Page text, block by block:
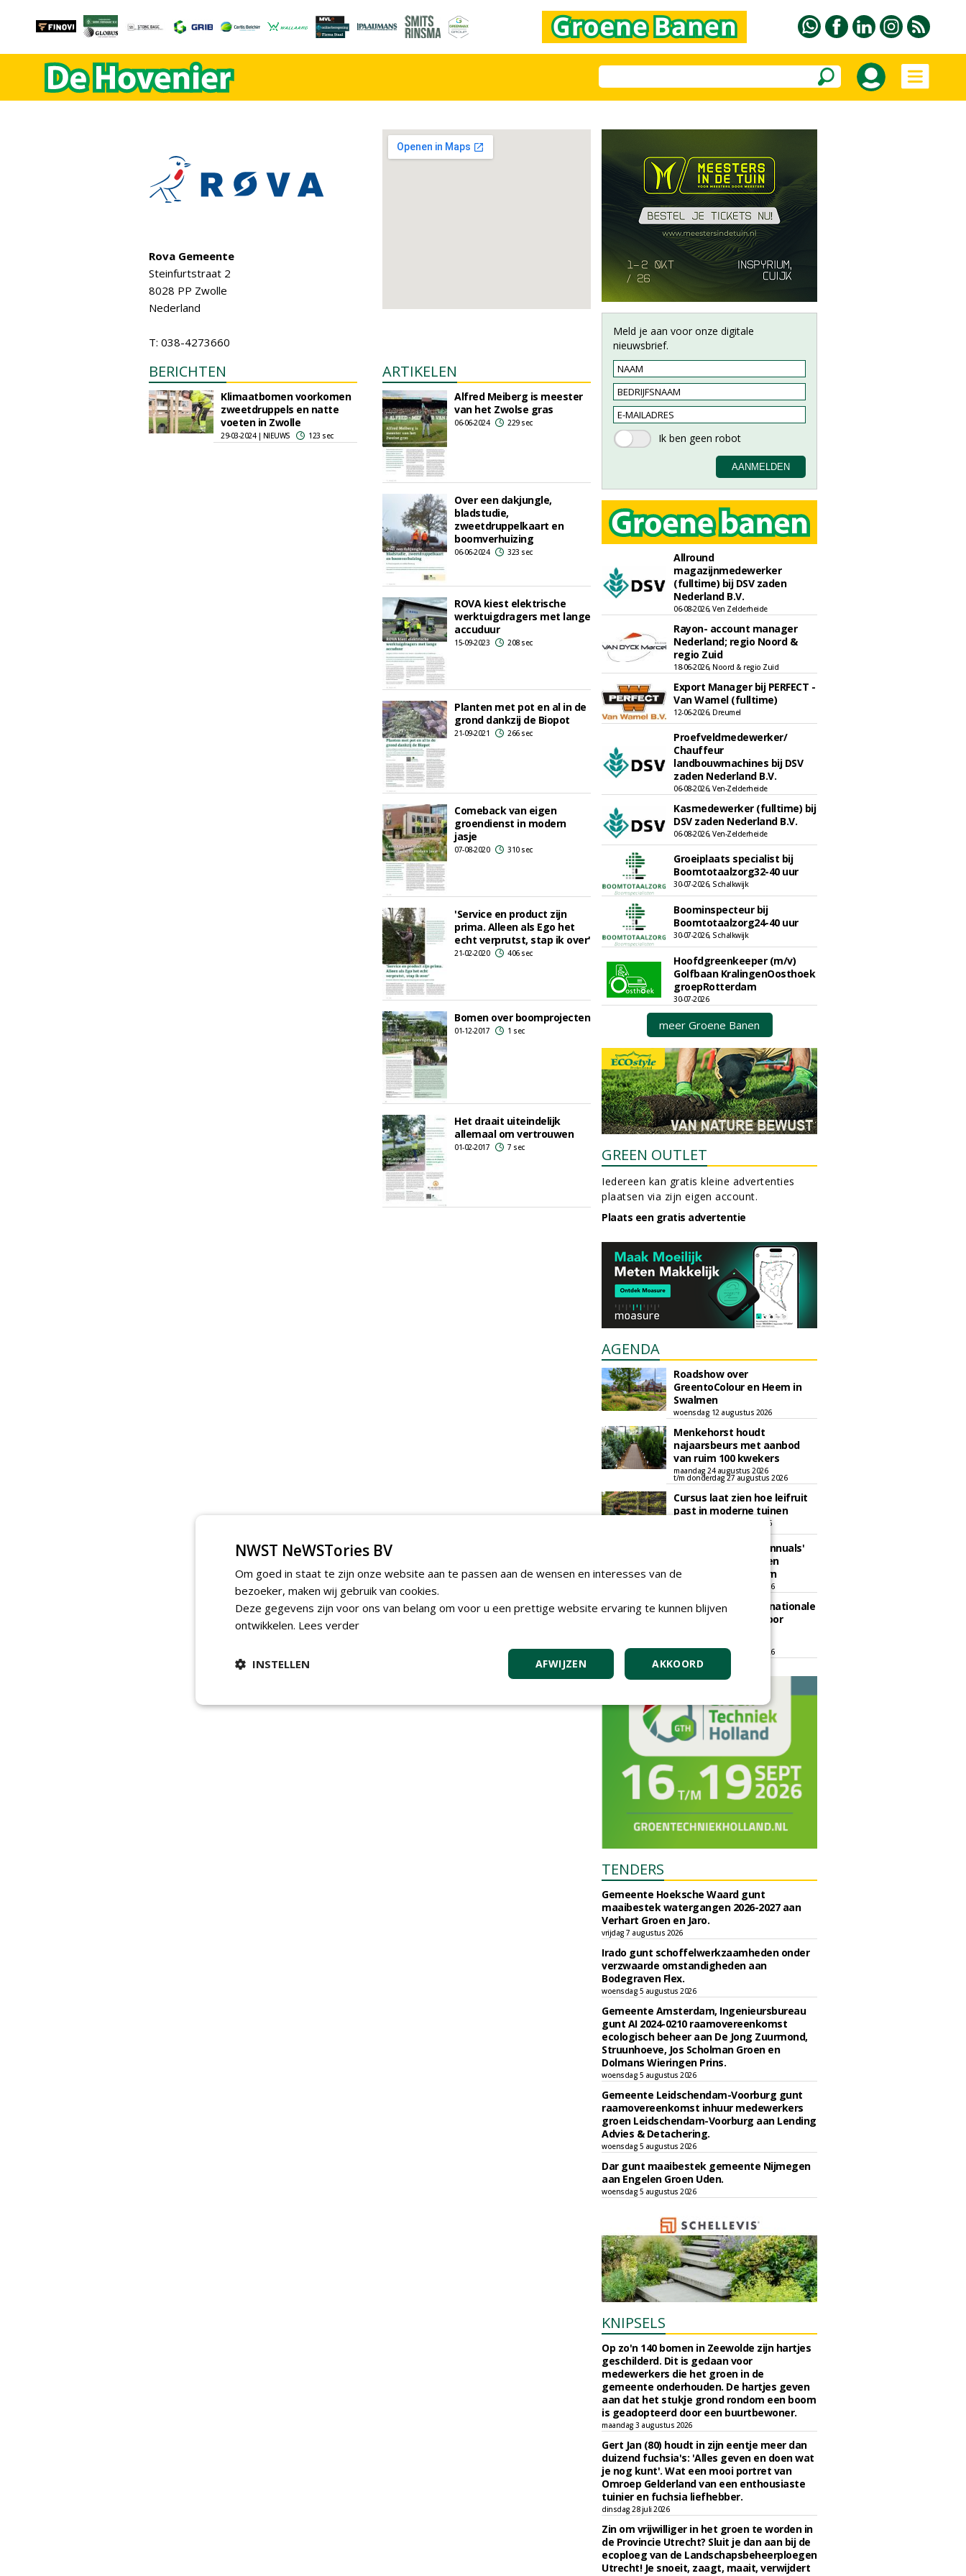
Rova Gemeente
Steinfurtstraat 2
8028 PP Zwolle
Nederland
T: 038-4273660
BERICHTEN
Klimaatbomen voorkomen
zweetdruppels en natte
voeten in Zwolle
29-03-2024 | NIEUWS 123 sec
ARTIKELEN
Alfred Meiberg is meester
van het Zwolse gras
06-06-2024 229 sec
Over een dakjungle,
bladstudie,
zweetdruppelkaart en
boomverhuizing
06-06-2024 323 sec
ROVA kiest elektrische
werktuigdragers met lange
accuduur
15-09-2023 208 sec
Planten met pot en al in de
grond dankzij de Biopot
21-09-2021 266 sec
Comeback van eigen
groendienst in modern
jasje
07-08-2020 310 sec
'Service en product zijn
prima. Alleen als Ego het
echt verprutst, stap ik over'
21-02-2020 406 sec
Bomen over boomprojecten
01-12-2017 1 sec
Het draait uiteindelijk
allemaal om vertrouwen
01-02-2017 7 sec
Meld je aan voor onze digitale
nieuwsbrief.
Allround
magazijnmedewerker
(fulltime) bij DSV zaden
Nederland B.V.
06-08-2026, Ven Zelderheide
Rayon- account manager
Nederland; regio Noord &
regio Zuid
18-06-2026, Noord & regio Zuid
Export Manager bij PERFECT -
Van Wamel (fulltime)
12-06-2026, Dreumel
Proefveldmedewerker/
Chauffeur
landbouwmachines bij DSV
zaden Nederland B.V.
06-08-2026, Ven-Zelderheide
Kasmedewerker (fulltime) bij
DSV zaden Nederland B.V.
06-08-2026, Ven-Zelderheide
Groeiplaats specialist bij
Boomtotaalzorg32-40 uur
30-07-2026, Schalkwijk
Boominspecteur bij
Boomtotaalzorg24-40 uur
30-07-2026, Schalkwijk
Hoofdgreenkeeper (m/v)
Golfbaan KralingenOosthoek
groepRotterdam
30-07-2026
meer Groene Banen
GREEN OUTLET
Iedereen kan gratis kleine advertenties
plaatsen via zijn eigen account.
Plaats een gratis advertentie
AGENDA
Roadshow over
GreentoColour en Heem in
Swalmen
woensdag 12 augustus 2026
Menkehorst houdt
najaarsbeurs met aanbod
van ruim 100 kwekers
maandag 24 augustus 2026
t/m donderdag 27 augustus 2026
Cursus laat zien hoe leifruit
past in moderne tuinen
woensdag 26 augustus 2026
Vakdag 'All About Annuals'
zet eenjarige planten
centraal in Appeltern
donderdag 27 augustus 2026
GaLaBau 2026: internationale
ontmoetingsplek voor
t/m vrijdag 18 september 2026
TENDERS
Gemeente Hoeksche Waard gunt
maaibestek watergangen 2026-2027 aan
Verhart Groen en Jaro.
vrijdag 7 augustus 2026
Irado gunt schoffelwerkzaamheden onder
verzwaarde omstandigheden aan
Bodegraven Flex.
woensdag 5 augustus 2026
Gemeente Amsterdam, Ingenieursbureau
gunt AI 2024-0210 raamovereenkomst
ecologisch beheer aan De Jong Zuurmond,
Struunhoeve, Jos Scholman Groen en
Dolmans Wieringen Prins.
woensdag 5 augustus 2026
Gemeente Leidschendam-Voorburg gunt
raamovereenkomst inhuur medewerkers
groen Leidschendam-Voorburg aan Lending
Advies & Detachering.
woensdag 5 augustus 2026
Dar gunt maaibestek gemeente Nijmegen
aan Engelen Groen Uden.
woensdag 5 augustus 2026
KNIPSELS
Op zo'n 140 bomen in Zeewolde zijn hartjes
geschilderd. Dit is gedaan voor
medewerkers die het groen in de
gemeente onderhouden. De hartjes geven
aan dat het stukje grond rondom een boom
is geadopteerd door een buurtbewoner.
maandag 3 augustus 2026
Gert Jan (80) houdt in zijn eentje meer dan
duizend fuchsia's: 'Alles geven en doen wat
je nog kunt'. Wat een mooi portret van
Omroep Gelderland van een enthousiaste
tuinier en fuchsia liefhebber.
dinsdag 28 juli 2026
Zin om vrijwilliger in het groen te worden in
de Provincie Utrecht? Sluit je dan aan bij de
ecoploeg van de Landschapsbeheerploegen
Utrecht! Je snoeit, zaagt, maait, verwijdert
NWST NeWSTories BV
Om goed in staat te zijn onze website aan te passen aan de wensen en interesses van de
bezoeker, maken wij gebruik van cookies.
Deze gegevens zijn voor ons van belang om voor u een prettige website ervaring te kunnen blijven
ontwikkelen. Lees verder
AKKOORD
AFWIJZEN
INSTELLEN